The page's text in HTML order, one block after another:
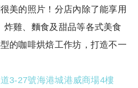
美的照片！分店內除了能享用
雞、麵食及甜品等各式美食
的咖啡烘焙工作坊，打造不一
3-27號海港城港威商場4樓